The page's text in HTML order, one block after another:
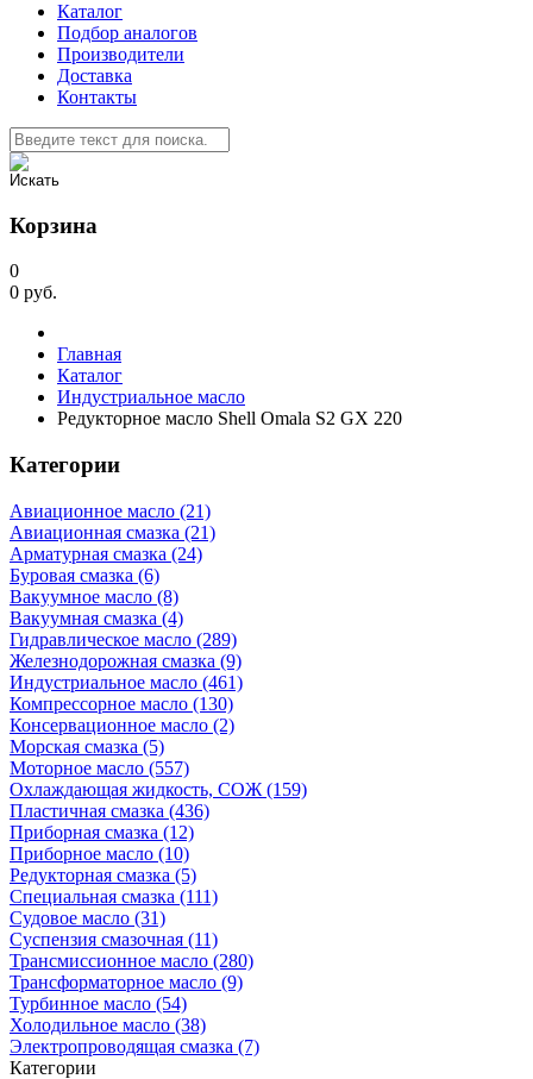
Каталог
Подбор аналогов
Производители
Доставка
Контакты
Корзина
0
0 руб.
Главная
Каталог
Индустриальное масло
Редукторное масло Shell Omala S2 GX 220
Категории
Авиационное масло (21)
Авиационная смазка (21)
Арматурная смазка (24)
Буровая смазка (6)
Вакуумное масло (8)
Вакуумная смазка (4)
Гидравлическое масло (289)
Железнодорожная смазка (9)
Индустриальное масло (461)
Компрессорное масло (130)
Консервационное масло (2)
Морская смазка (5)
Моторное масло (557)
Охлаждающая жидкость, СОЖ (159)
Пластичная смазка (436)
Приборная смазка (12)
Приборное масло (10)
Редукторная смазка (5)
Специальная смазка (111)
Судовое масло (31)
Суспензия смазочная (11)
Трансмиссионное масло (280)
Трансформаторное масло (9)
Турбинное масло (54)
Холодильное масло (38)
Электропроводящая смазка (7)
Категории